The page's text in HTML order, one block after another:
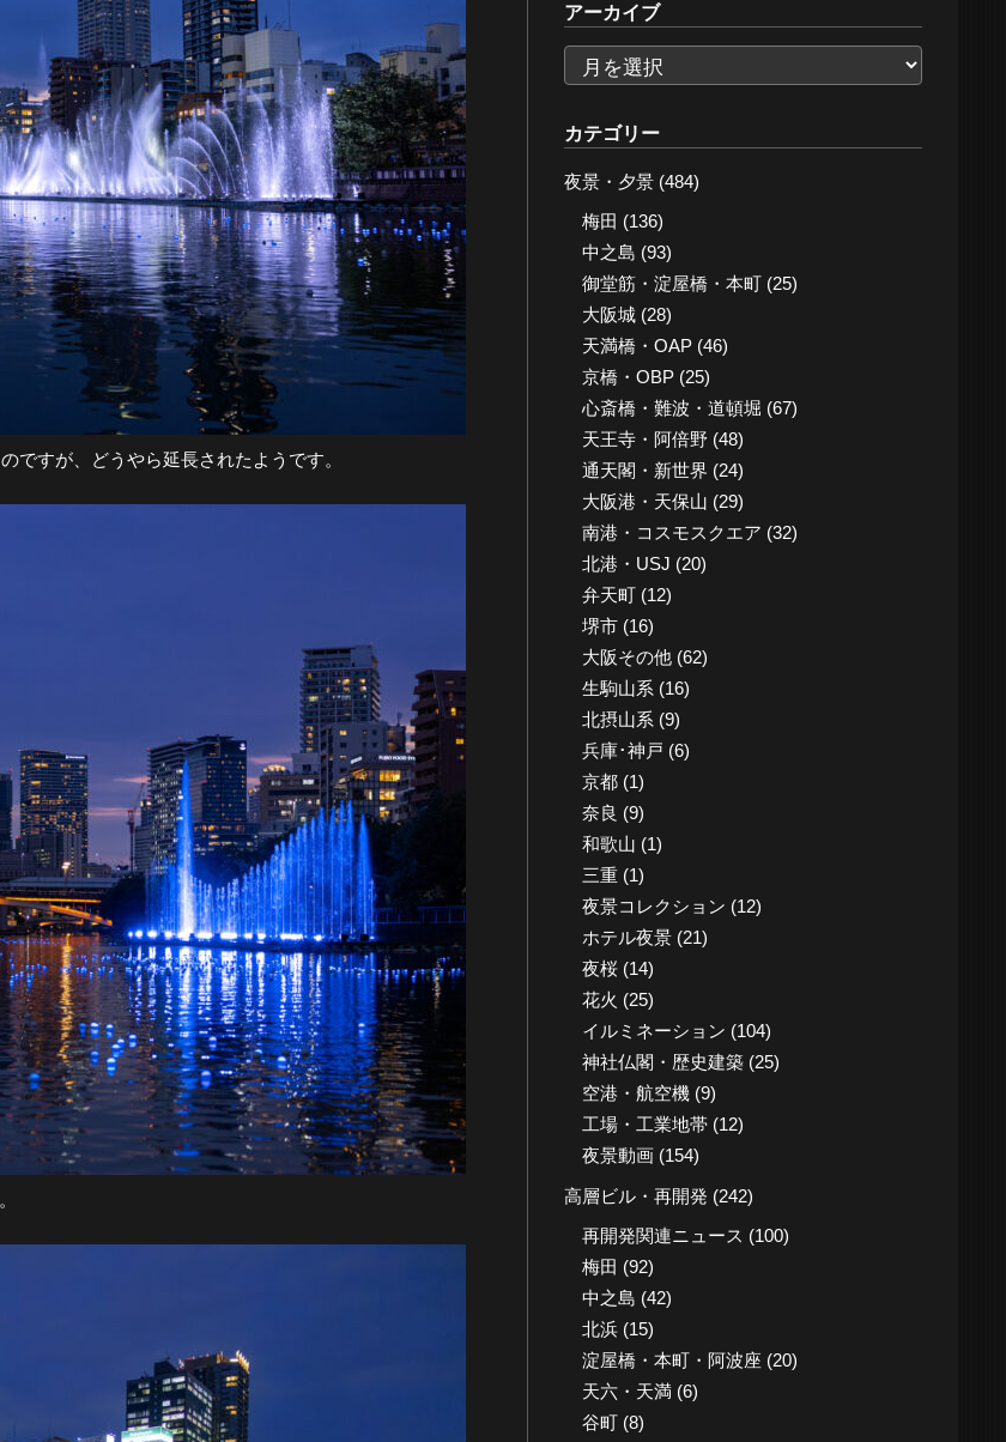
ですが、どうやら延長されたようです。
アーカイブ
ー
カ
イ
ブ
カテゴリー
夜景・夕景(484)
梅田 (136)
中之島 (93)
御堂筋・淀屋橋・本町(25)
大阪城(28)
天満橋・OAP(46)
京橋・OBP(25)
心斎橋・難波・道頓堀 (67)
天王寺・阿倍野(48)
通天閣・新世界 (24)
大阪港・天保山 (29)
南港・コスモスクエア (32)
北港・USJ (20)
弁天町(12)
堺市(16)
大阪その他(62)
生駒山系 (16)
北摂山系 (9)
兵庫･神戸 (6)
京都(1)
奈良 (9)
和歌山 (1)
三重(1)
夜景コレクション (12)
ホテル夜景(21)
夜桜(14)
花火 (25)
イルミネーション (104)
神社仏閣・歴史建築(25)
空港・航空機(9)
工場・工業地帯(12)
夜景動画(154)
高層ビル・再開発 (242)
再開発関連ニュース (100)
梅田 (92)
中之島 (42)
北浜(15)
淀屋橋・本町・阿波座 (20)
天六・天満(6)
谷町(8)